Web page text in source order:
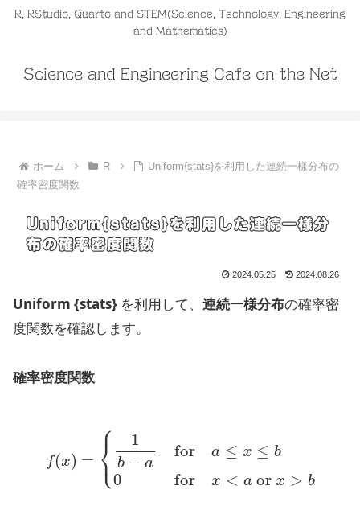
R, RStudio, Quarto and STEM(Science, Technology, Engineering
and Mathematics)
Science and Engineering Cafe on the Net
ホーム R
Uniform{stats}を利用した連続一様分布の
確率密度関数
Uniform{stats}を利用した連続一様分
布の確率密度関数
2024.05.25 2024.08.26
Uniform {stats} を利用して、 連続一様分布の確率密
度関数を確認します。
確率密度関数
b− for